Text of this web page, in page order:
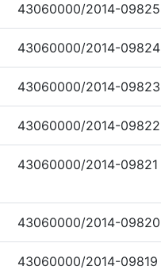
43060000/2014-09825
43060000/2014-09824
43060000/2014-09823
43060000/2014-09822
43060000/2014-09821
43060000/2014-09820
43060000/2014-09819